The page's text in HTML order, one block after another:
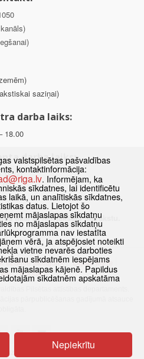
saziņai)
darba laiks:
18.00
darba laiks:
18.00
tikai ar iepriekšēju pierakstu.
uzdotie jautājumi
Lapas karte
Kontakti
Pilsētas attīstības departaments.
uz www versiju
valstspilsētas pašvaldības
kontaktinformācija:
. Informējam, ka
sīkdatnes, lai identificētu
laikā, un analītiskās sīkdatnes,
datus. Lietojot šo
mājaslapas sīkdatņu
no mājaslapas sīkdatņu
nav iestatīta
vērā, ja atspējosiet noteikti
vietne nevarēs darboties
sīkdatnēm iespējams
mājaslapas kājenē. Papildus
sīkdatnēm apskatāma
Nepiekrītu